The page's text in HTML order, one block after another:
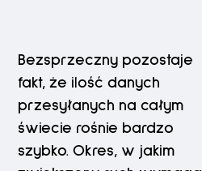
Bezsprzeczny pozostaje
fakt, że ilość danych
przesyłanych na całym
świecie rośnie bardzo
szybko. Okres, w jakim